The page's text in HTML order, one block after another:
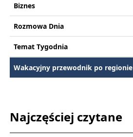
Biznes
Rozmowa Dnia
Temat Tygodnia
Wakacyjny przewodnik po regionie
Najczęściej czytane